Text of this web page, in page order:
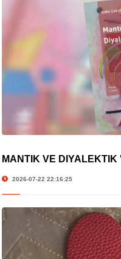
MANTIK VE DİYALEKTİK
2026-07-22 22:16:25